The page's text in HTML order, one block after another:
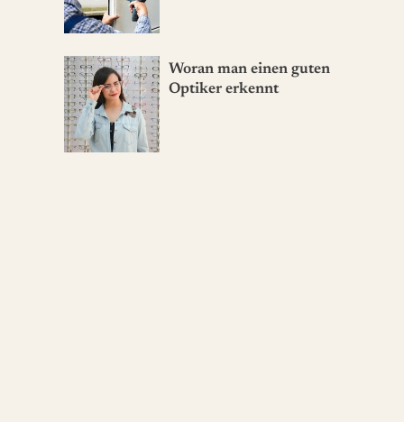
Woran man einen guten
Optiker erkennt